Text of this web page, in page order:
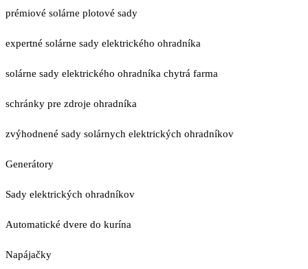
prémiové solárne plotové sady
expertné solárne sady elektrického ohradníka
solárne sady elektrického ohradníka chytrá farma
schránky pre zdroje ohradníka
zvýhodnené sady solárnych elektrických ohradníkov
Generátory
Sady elektrických ohradníkov
Automatické dvere do kurína
Napájačky